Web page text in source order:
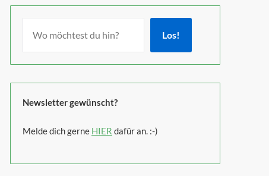
Los!
Newsletter gewünscht?
Melde dich gerne HIER dafür an. :-)